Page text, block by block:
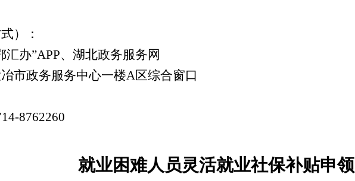
）：
汇办”APP、湖北政务服务网
市政务服务中心一楼A区综合窗口
8762260
就业困难人员灵活就业社保补贴申领